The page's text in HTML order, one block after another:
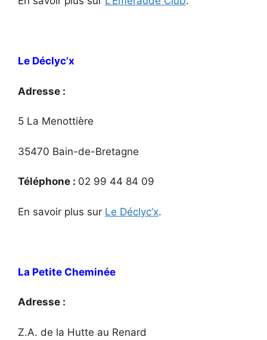
Le Déclyc’x
Adresse :
5 La Menottière
35470 Bain-de-Bretagne
Téléphone : 02 99 44 84 09
En savoir plus sur Le Déclyc’x.
La Petite Cheminée
Adresse :
Z.A. de la Hutte au Renard